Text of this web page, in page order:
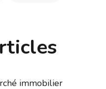
immobilier